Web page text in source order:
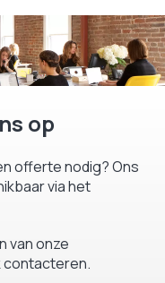
op
offerte nodig? Ons
via het
van onze
contacteren.